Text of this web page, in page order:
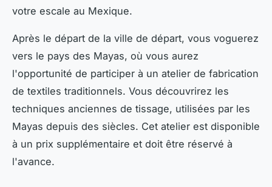
votre escale au Mexique.
Après le départ de la ville de départ, vous voguerez
vers le pays des Mayas, où vous aurez
l'opportunité de participer à un atelier de fabrication
de textiles traditionnels. Vous découvrirez les
techniques anciennes de tissage, utilisées par les
Mayas depuis des siècles. Cet atelier est disponible
à un prix supplémentaire et doit être réservé à
l'avance.